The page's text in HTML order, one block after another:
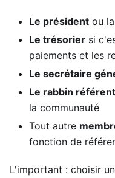
Le président ou
Le trésorier si
paiements et les
Le secrétaire
Le rabbin référent
la communauté
Tout autre
fonction de
L'important : choisir